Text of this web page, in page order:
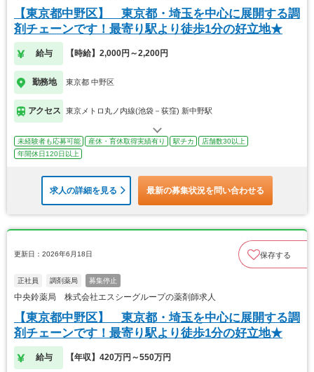
【東京都中野区】 東京都・埼玉を中心に展開する調
剤チェーンです！最寄り駅より徒歩1分の好立地★
給与 【時給】2,000円～2,200円
勤務地 東京都 中野区
アクセス 東京メトロ丸ノ内線(池袋－荻窪) 新中野駅
未経験者も応募可能 産休・育休取得実績有り 駅チカ
店舗数30以上
年間休日120日以上
求人の詳細を見る 最新の募集状況を問い合わせる
更新日：2026年6月18日 保存する
正社員 調剤薬局 募集停止
中央鈴薬局 株式会社エスシーグループの薬剤師求人
【東京都中野区】 東京都・埼玉を中心に展開する調
剤チェーンです！最寄り駅より徒歩1分の好立地★
給与 【年収】420万円～550万円